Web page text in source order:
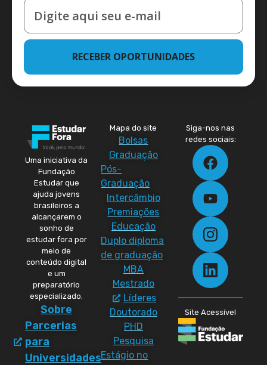
RECEBER OPORTUNIDADES
Uma iniciativa da
Fundação
Estudar que
ajuda jovens
brasileiros a
alcançarem o
sonho de
estudar fora por
meio de
conteúdo digital
e um
preparatório
especializado.
Sobre
Parcerias
para
Universidades
Mapa do site
Bolsas
Graduação
Pós-
Graduação
Intercâmbio
Premiações
Educação
Duplo diploma
de graduação
MBA
Mestrado
Líderes
Doutorado
PHD
Pesquisa
Estágio no
Siga-nos nas
redes sociais:
Site Acessível